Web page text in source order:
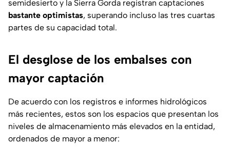
semidesierto y la Sierra Gorda registran captaciones
bastante optimistas, superando incluso las tres cuartas
partes de su capacidad total.
El desglose de los embalses con
mayor captación
De acuerdo con los registros e informes hidrológicos
más recientes, estos son los espacios que presentan los
niveles de almacenamiento más elevados en la entidad,
ordenados de mayor a menor: